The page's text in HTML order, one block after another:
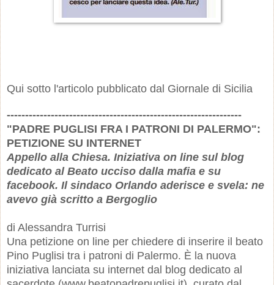
Qui sotto l'articolo pubblicato dal Giornale di Sicilia
----------------------------------------------------------------
"PADRE PUGLISI FRA I PATRONI DI PALERMO":
PETIZIONE SU INTERNET
Appello alla Chiesa. Iniziativa on line sul blog
dedicato al Beato ucciso dalla mafia e su
facebook. Il sindaco Orlando aderisce e svela: ne
avevo già scritto a Bergoglio
di Alessandra Turrisi
Una petizione on line per chiedere di inserire il beato
Pino Puglisi tra i patroni di Palermo. È la nuova
iniziativa lanciata su internet dal blog dedicato al